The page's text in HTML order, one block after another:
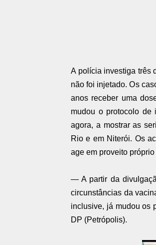
A polícia investiga três
não foi injetado. Os
anos receber uma
mudou o protocolo de
agora, a mostrar as
Rio e em Niterói. Os
age em proveito
— A partir da
circunstâncias da
inclusive, já mudou os
DP (Petrópolis).